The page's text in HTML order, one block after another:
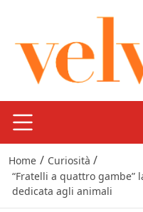
Home / Curiosità /
“Fratelli a quattro gambe”
dedicata agli animali